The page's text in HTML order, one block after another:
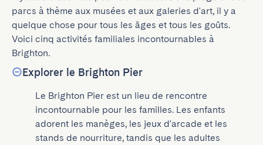
parcs à thème aux musées et aux galeries d'art, il y a
quelque chose pour tous les âges et tous les goûts.
Voici cinq activités familiales incontournables à
Brighton.
Explorer le Brighton Pier
Le Brighton Pier est un lieu de rencontre
incontournable pour les familles. Les enfants
adorent les manèges, les jeux d'arcade et les
stands de nourriture, tandis que les adultes